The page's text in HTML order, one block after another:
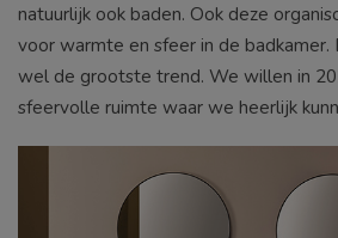
natuurlijk ook baden. Ook deze
voor warmte en sfeer in de badkamer.
wel de grootste trend. We willen in
sfeervolle ruimte waar we heerlijk